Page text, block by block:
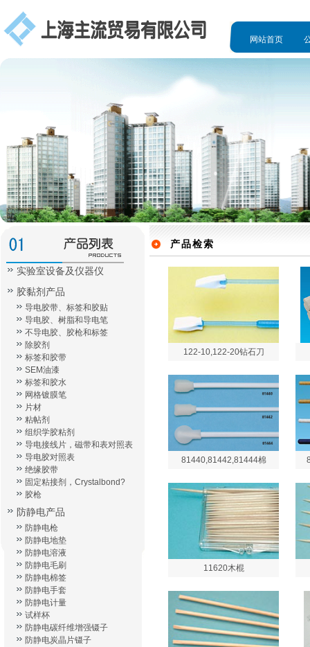
网站首页
产品检索
122-10,122-20钻石刀
81440,81442,81444棉
11620木棍
实验室设备及仪器仪
胶黏剂产品
导电胶带、标签和胶贴
导电胶、树脂和导电笔
不导电胶、胶枪和标签
除胶剂
标签和胶带
SEM油漆
标签和胶水
网格镀膜笔
片材
粘帖剂
组织学胶粘剂
导电接线片，磁带和表对照表
导电胶对照表
绝缘胶带
固定粘接剂，Crystalbond?
胶枪
防静电产品
防静电枪
防静电地垫
防静电溶液
防静电毛刷
防静电棉签
防静电手套
防静电计量
试样杯
防静电碳纤维增强镊子
防静电炭晶片镊子